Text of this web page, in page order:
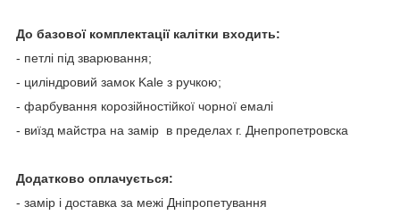
До базової комплектації калітки входить:
- петлі під зварювання;
- циліндровий замок Kale з ручкою;
- фарбування корозійностійкої чорної емалі
- виїзд майстра на замір в пределах г. Днепропетровска
Додатково оплачується:
- замір і доставка за межі Дніпропетування